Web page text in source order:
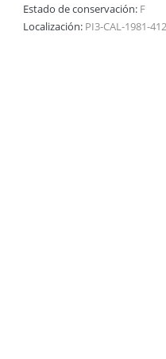
Estado de conservación: F
Localización: PI3-CAL-1981-412